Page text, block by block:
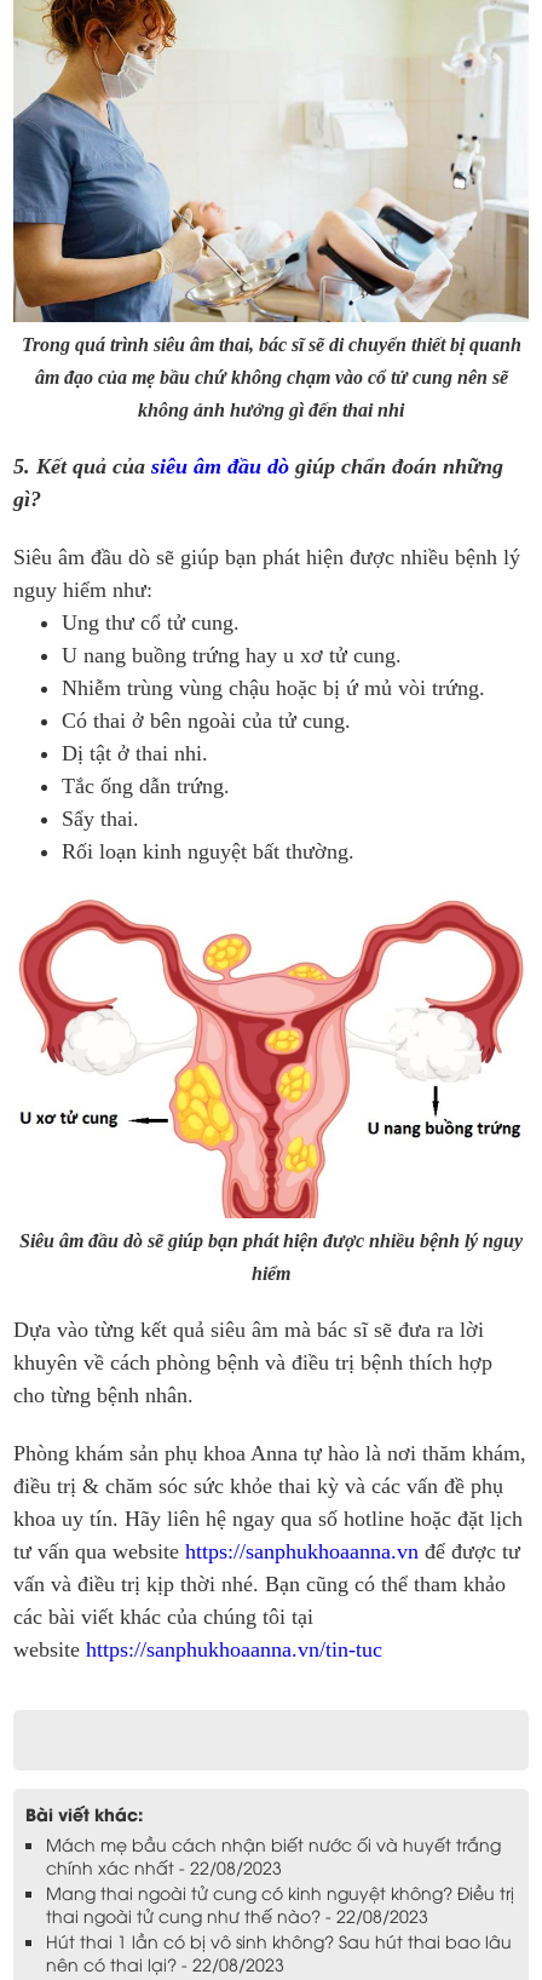
Trong quá trình siêu âm thai, bác sĩ sẽ di chuyển thiết bị quanh
âm đạo của mẹ bầu chứ không chạm vào cổ tử cung nên sẽ
không ảnh hưởng gì đến thai nhi
5. Kết quả củasiêu âm đầu dò giúp chẩn đoán những
gì?
Siêu âm đầu dò sẽ giúp bạn phát hiện được nhiều bệnh lý
nguy hiểm như:
Ung thư cổ tử cung.
U nang buồng trứng hay u xơ tử cung.
Nhiễm trùng vùng chậu hoặc bị ứ mủ vòi trứng.
Có thai ở bên ngoài của tử cung.
Dị tật ở thai nhi.
Tắc ống dẫn trứng.
Sẩy thai.
Rối loạn kinh nguyệt bất thường.
Siêu âm đầu dò sẽ giúp bạn phát hiện được nhiều bệnh lý nguy
hiểm
Dựa vào từng kết quả siêu âm mà bác sĩ sẽ đưa ra lời
khuyên về cách phòng bệnh và điều trị bệnh thích hợp
cho từng bệnh nhân.
Phòng khám sản phụ khoa Anna tự hào là nơi thăm khám,
điều trị & chăm sóc sức khỏe thai kỳ và các vấn đề phụ
khoa uy tín. Hãy liên hệ ngay qua số hotline hoặc đặt lịch
tư vấn qua websitehttps://sanphukhoaanna.vn để được tư
vấn và điều trị kịp thời nhé. Bạn cũng có thể tham khảo
các bài viết khác của chúng tôi tại
websitehttps://sanphukhoaanna.vn/tin-tuc
Bài viết khác:
Mách mẹ bầu cách nhận biết nước ối và huyết trắng
chính xác nhất - 22/08/2023
Mang thai ngoài tử cung có kinh nguyệt không? Điều trị
thai ngoài tử cung như thế nào? - 22/08/2023
Hút thai 1 lần có bị vô sinh không? Sau hút thai bao lâu
nên có thai lại? - 22/08/2023